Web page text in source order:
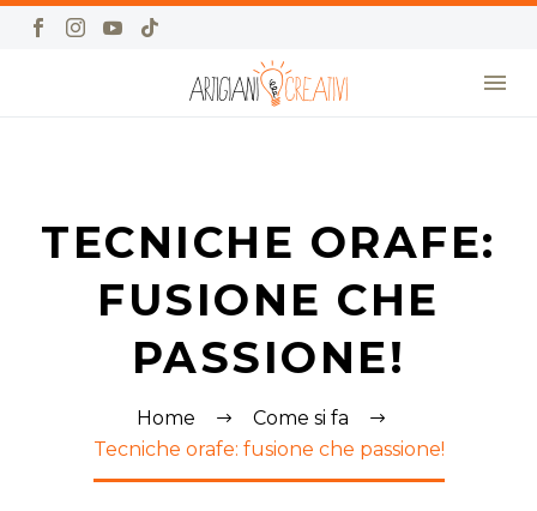
TECNICHE ORAFE:
FUSIONE CHE
PASSIONE!
Home
Come si fa
Tecniche orafe: fusione che passione!